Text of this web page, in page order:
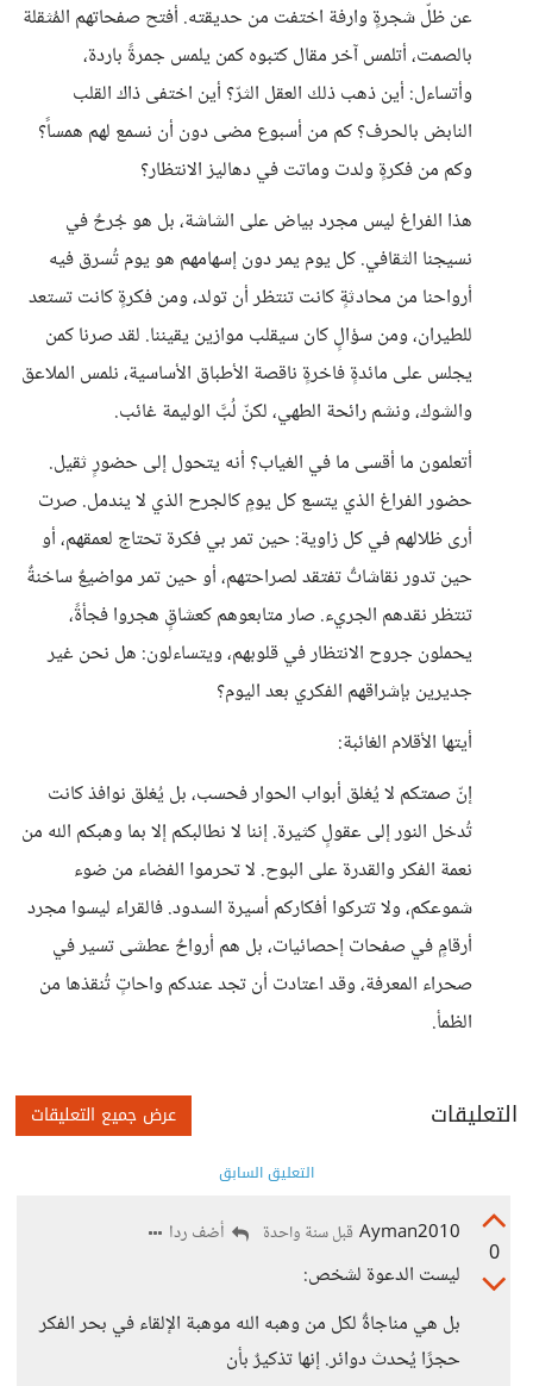
عن ظلّ شجرةٍ وارفة اختفت من حديقته. أفتح صفحاتهم المُثقلة
بالصمت، أتلمس آخر مقال كتبوه كمن يلمس جمرةً باردة،
وأتساءل: أين ذهب ذلك العقل الثرّ؟ أين اختفى ذاك القلب
النابض بالحرف؟ كم من أسبوع مضى دون أن نسمع لهم همساً؟
وكم من فكرةٍ ولدت وماتت في دهاليز الانتظار؟
هذا الفراغ ليس مجرد بياض على الشاشة، بل هو جُرحٌ في
نسيجنا الثقافي. كل يوم يمر دون إسهامهم هو يوم تُسرق فيه
أرواحنا من محادثةٍ كانت تنتظر أن تولد، ومن فكرةٍ كانت تستعد
للطيران، ومن سؤالٍ كان سيقلب موازين يقيننا. لقد صرنا كمن
يجلس على مائدةٍ فاخرةٍ ناقصة الأطباق الأساسية، نلمس الملاعق
والشوك، ونشم رائحة الطهي، لكنّ لُبَّ الوليمة غائب.
أتعلمون ما أقسى ما في الغياب؟ أنه يتحول إلى حضورٍ ثقيل.
حضور الفراغ الذي يتسع كل يومٍ كالجرح الذي لا يندمل. صرت
أرى ظلالهم في كل زاوية: حين تمر بي فكرة تحتاج لعمقهم، أو
حين تدور نقاشاتٌ تفتقد لصراحتهم، أو حين تمر مواضيعٌ ساخنةٌ
تنتظر نقدهم الجريء. صار متابعوهم كعشاقٍ هجروا فجأةً،
يحملون جروح الانتظار في قلوبهم، ويتساءلون: هل نحن غير
جديرين بإشراقهم الفكري بعد اليوم؟
أيتها الأقلام الغائبة:
إنّ صمتكم لا يُغلق أبواب الحوار فحسب، بل يُغلق نوافذ كانت
تُدخل النور إلى عقولٍ كثيرة. إننا لا نطالبكم إلا بما وهبكم الله من
نعمة الفكر والقدرة على البوح. لا تحرموا الفضاء من ضوء
شموعكم، ولا تتركوا أفكاركم أسيرة السدود. فالقراء ليسوا مجرد
أرقامٍ في صفحات إحصائيات، بل هم أرواحٌ عطشى تسير في
صحراء المعرفة، وقد اعتادت أن تجد عندكم واحاتٍ تُنقذها من
الظمأ.
التعليقات عرض جميع التعليقات
التعليق السابق
0
Ayman2010 قبل سنة واحدة أضف ردا
ليست الدعوة لشخص:
بل هي مناجاةٌ لكل من وهبه الله موهبة الإلقاء في بحر الفكر
حجرًا يُحدث دوائر. إنها تذكيرٌ بأن